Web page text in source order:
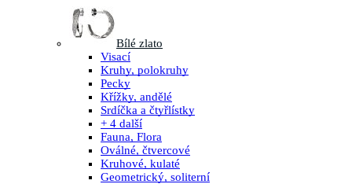
Bílé zlato
Visací
Kruhy, polokruhy
Pecky
Křížky, andělé
Srdíčka a čtyřlístky
+ 4 další
Fauna, Flora
Oválné, čtvercové
Kruhové, kulaté
Geometrický, soliterní